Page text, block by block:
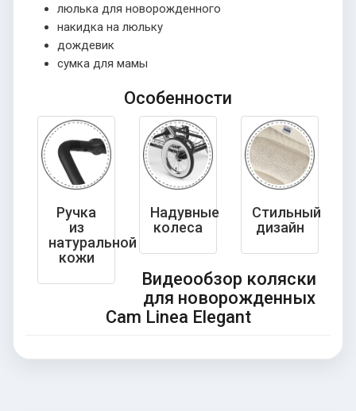
люлька для новорожденного
накидка на люльку
дождевик
сумка для мамы
Особенности
Ручка
из
натуральной
кожи
Надувные
колеса
Стильный
дизайн
Видеообзор коляски
для новорожденных
Cam Linea Elegant